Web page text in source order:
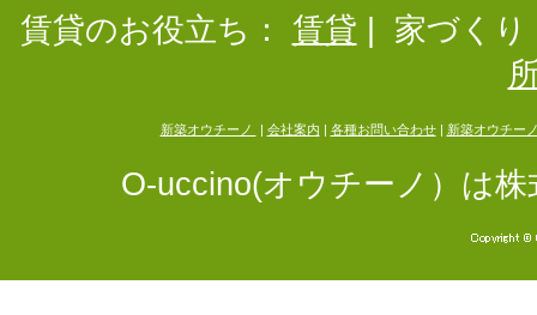
賃貸のお役立ち：
賃貸
家づくり
新築オウチーノ 会社案内 各種お問い合わせ| 新築オウチー
O-uccino(オウチーノ）は